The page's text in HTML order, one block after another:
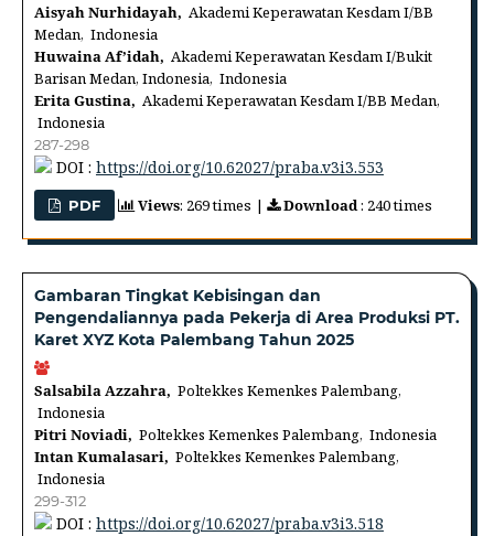
Aisyah Nurhidayah, Akademi Keperawatan Kesdam I/BB
Medan, Indonesia
Huwaina Af’idah, Akademi Keperawatan Kesdam I/Bukit
Barisan Medan, Indonesia, Indonesia
Erita Gustina, Akademi Keperawatan Kesdam I/BB Medan,
Indonesia
287-298
DOI : https://doi.org/10.62027/praba.v3i3.553
PDF Views: 269 times | Download: 240 times
Gambaran Tingkat Kebisingan dan
Pengendaliannya pada Pekerja di Area Produksi PT.
Karet XYZ Kota Palembang Tahun 2025
Salsabila Azzahra, Poltekkes Kemenkes Palembang,
Indonesia
Pitri Noviadi, Poltekkes Kemenkes Palembang, Indonesia
Intan Kumalasari, Poltekkes Kemenkes Palembang,
Indonesia
299-312
DOI : https://doi.org/10.62027/praba.v3i3.518